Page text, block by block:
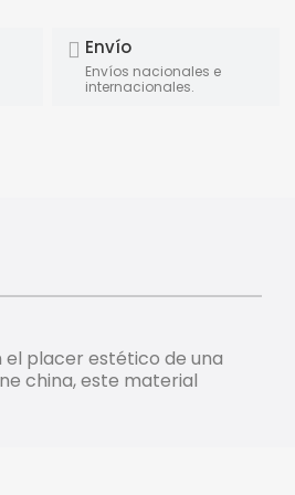
Envío
Envíos nacionales e
internacionales.
placer estético de una
china, este material